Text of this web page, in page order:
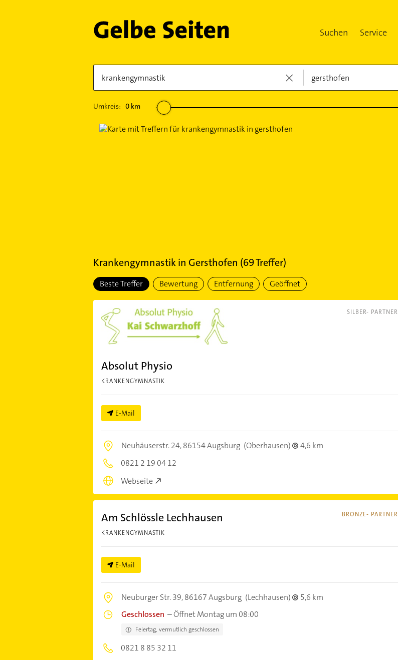
Suchen Service
Umkreis: 0km
Krankengymnastikin Gersthofen (69Treffer)
Beste Treffer Bewertung Entfernung Geöffnet
SILBER- PARTNER
Absolut Physio
KRANKENGYMNASTIK
E-Mail
Neuhäuserstr. 24,86154 Augsburg (Oberhausen)
4,6 km
0821 2 19 04 12
Webseite
BRONZE- PARTNER
Am Schlössle Lechhausen
KRANKENGYMNASTIK
E-Mail
Neuburger Str. 39,86167 Augsburg (Lechhausen)
5,6 km
Geschlossen –Öffnet Montag um 08:00
Feiertag, vermutlich geschlossen
0821 8 85 32 11